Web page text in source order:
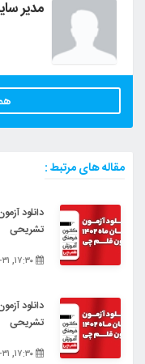
مدیر
مقاله های مرتبط :
تشریحی
تشریحی